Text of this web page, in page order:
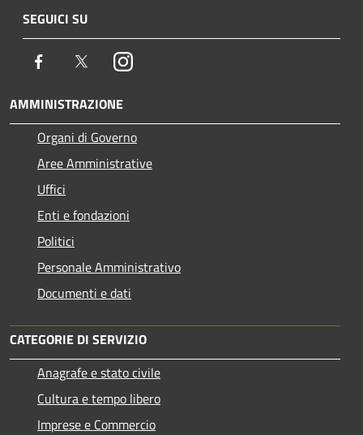
SEGUICI SU
Facebook TwitterInstagram
AMMINISTRAZIONE
Organi di Governo
Aree Amministrative
Uffici
Enti e fondazioni
Politici
Personale Amministrativo
Documenti e dati
CATEGORIE DI SERVIZIO
Anagrafe e stato civile
Cultura e tempo libero
Imprese e Commercio